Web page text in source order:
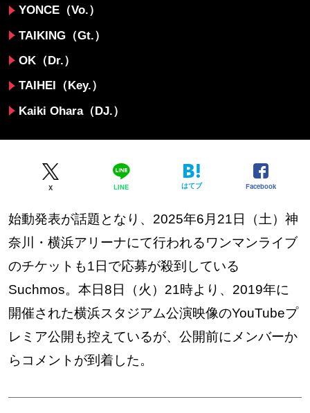
YONCE（Vo.）
TAIKING（Gt.）
OK（Dr.）
TAIHEI（Key.）
Kaiki Ohara（DJ.）
X LINE はてブ Facebook
始動発表が話題となり、2025年6月21日（土）神
奈川・横浜アリーナにて行われるワンマンライブ
のチケットも1日で応募が殺到している
Suchmos。本日8日（火）21時より、2019年に
開催された横浜スタジアム公演映像のYouTubeプ
レミア公開も控えているが、公開前にメンバーか
らコメントが到着した。